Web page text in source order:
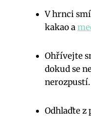
V hrnci
kakao a
Ohřívejte
dokud se
nerozpustí.
Odhlaďte z